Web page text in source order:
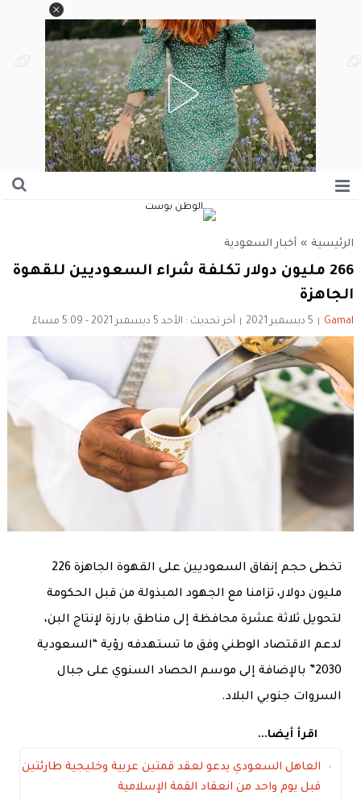
الرئيسية » أخبار السعودية
266 مليون دولار تكلفة شراء السعوديين للقهوة
الجاهزة
Gamal 5 ديسمبر 2021 آخر تحديث : الأحد 5 ديسمبر 2021 - 5:09 مساءً
تخطى حجم إنفاق السعوديين على القهوة الجاهزة 226
مليون دولار، تزامنا مع الجهود المبذولة من قبل الحكومة
لتحويل ثلاثة عشرة محافظة إلى مناطق بارزة لإنتاج البن،
لدعم الاقتصاد الوطني وفق ما تستهدفه رؤية “السعودية
2030” بالإضافة إلى موسم الحصاد السنوي على جبال
السروات جنوبي البلاد.
اقرأ أيضا...
العاهل السعودي يدعو لعقد قمتين عربية وخليجية طارئتين
قبل يوم واحد من انعقاد القمة الإسلامية